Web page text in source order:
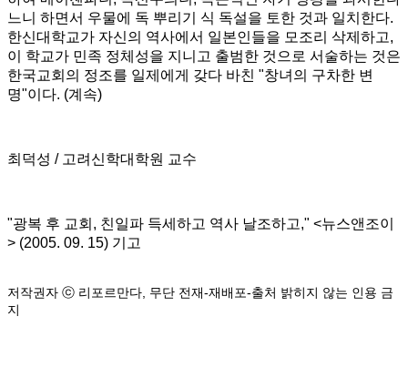
느니 하면서 우물에 독 뿌리기 식 독설을 토한 것과 일치한다.
한신대학교가 자신의 역사에서 일본인들을 모조리 삭제하고,
이 학교가 민족 정체성을 지니고 출범한 것으로 서술하는 것은
한국교회의 정조를 일제에게 갖다 바친 "창녀의 구차한 변
명"이다. (계속)
최덕성 / 고려신학대학원 교수
"광복 후 교회 , 친일파 득세하고 역사 날조하고," <뉴스앤조이
> (2005. 09. 15) 기고
저작권자 ⓒ 리포르만다, 무단 전재-재배포-출처 밝히지 않는 인용 금
지